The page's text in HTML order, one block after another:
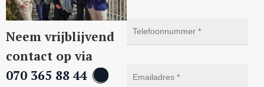
Neem vrijblijvend
contact op via
070 365 88 44